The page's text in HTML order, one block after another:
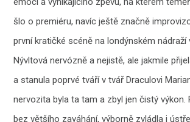
šlo o premiéru, navíc ještě značně
první kratičké scéně na londýnském nádraží
Nývltová nervózně a nejistě, ale jakmile
a stanula poprvé tváří v tvář Draculovi
nervozita byla ta tam a zbyl jen čistý výkon.
bez většího zaváhání, výborně zvládla i